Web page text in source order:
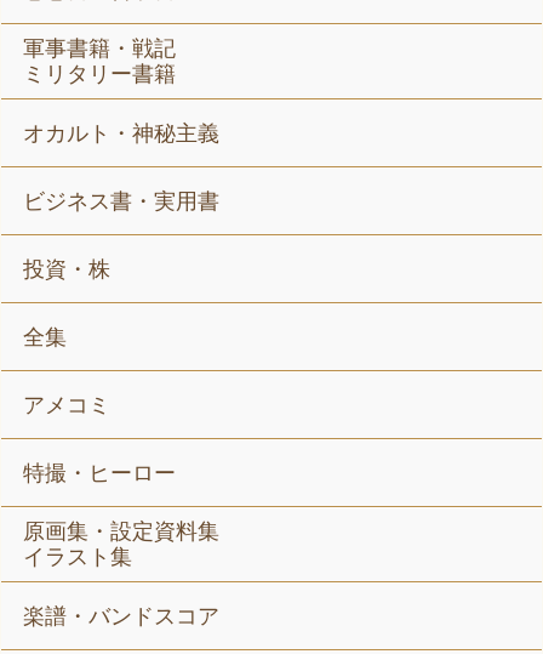
軍事書籍・戦記
ミリタリー書籍
オカルト・神秘主義
ビジネス書・実用書
投資・株
全集
アメコミ
特撮・ヒーロー
原画集・設定資料集
イラスト集
楽譜・バンドスコア